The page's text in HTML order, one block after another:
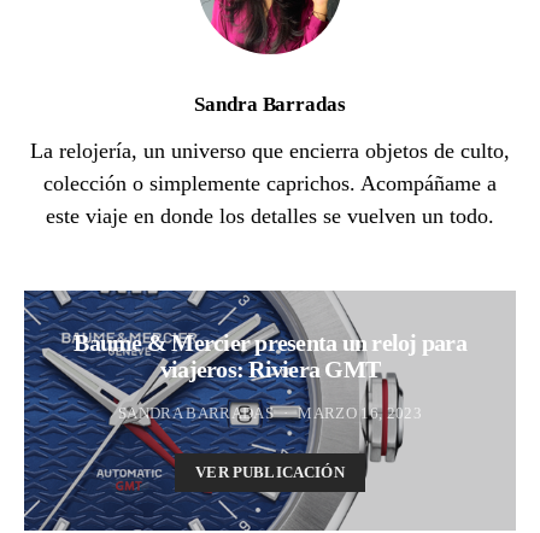
Sandra Barradas
La relojería, un universo que encierra objetos de culto,
colección o simplemente caprichos. Acompáñame a
este viaje en donde los detalles se vuelven un todo.
Baume & Mercier presenta un reloj para
viajeros: Riviera GMT
SANDRA BARRADAS MARZO 16, 2023
VER PUBLICACIÓN